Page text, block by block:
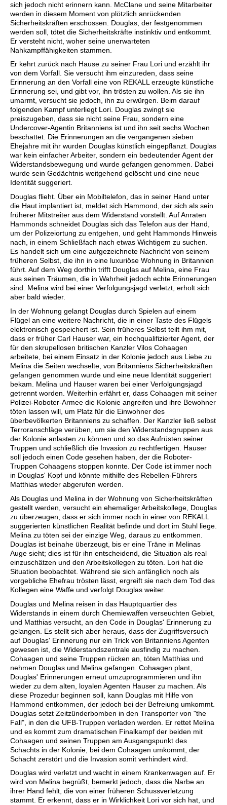
sich jedoch nicht erinnern kann. McClane und seine Mitarbeiter
werden in diesem Moment von plötzlich anrückenden
Sicherheitskräften erschossen. Douglas, der festgenommen
werden soll, tötet die Sicherheitskräfte instinktiv und entkommt.
Er versteht nicht, woher seine unerwarteten
Nahkampffähigkeiten stammen.
Er kehrt zurück nach Hause zu seiner Frau Lori und erzählt ihr
von dem Vorfall. Sie versucht ihm einzureden, dass seine
Erinnerung an den Vorfall eine von REKALL erzeugte künstliche
Erinnerung sei, und gibt vor, ihn trösten zu wollen. Als sie ihn
umarmt, versucht sie jedoch, ihn zu erwürgen. Beim darauf
folgenden Kampf unterliegt Lori. Douglas zwingt sie
preiszugeben, dass sie nicht seine Frau, sondern eine
Undercover-Agentin Britanniens ist und ihn seit sechs Wochen
beschattet. Die Erinnerungen an die vergangenen sieben
Ehejahre mit ihr wurden Douglas künstlich eingepflanzt. Douglas
war kein einfacher Arbeiter, sondern ein bedeutender Agent der
Widerstandsbewegung und wurde gefangen genommen. Dabei
wurde sein Gedächtnis weitgehend gelöscht und eine neue
Identität suggeriert.
Douglas flieht. Über ein Mobiltelefon, das in seiner Hand unter
die Haut implantiert ist, meldet sich Hammond, der sich als sein
früherer Mitstreiter aus dem Widerstand vorstellt. Auf Anraten
Hammonds schneidet Douglas sich das Telefon aus der Hand,
um der Polizeiortung zu entgehen, und geht Hammonds Hinweis
nach, in einem Schließfach nach etwas Wichtigem zu suchen.
Es handelt sich um eine aufgezeichnete Nachricht von seinem
früheren Selbst, die ihn in eine luxuriöse Wohnung in Britannien
führt. Auf dem Weg dorthin trifft Douglas auf Melina, eine Frau
aus seinen Träumen, die in Wahrheit jedoch echte Erinnerungen
sind. Melina wird bei einer Verfolgungsjagd verletzt, erholt sich
aber bald wieder.
In der Wohnung gelangt Douglas durch Spielen auf einem
Flügel an eine weitere Nachricht, die in einer Taste des Flügels
elektronisch gespeichert ist. Sein früheres Selbst teilt ihm mit,
dass er früher Carl Hauser war, ein hochqualifizierter Agent, der
für den skrupellosen britischen Kanzler Vilos Cohaagen
arbeitete, bei einem Einsatz in der Kolonie jedoch aus Liebe zu
Melina die Seiten wechselte, von Britanniens Sicherheitskräften
gefangen genommen wurde und eine neue Identität suggeriert
bekam. Melina und Hauser waren bei einer Verfolgungsjagd
getrennt worden. Weiterhin erfährt er, dass Cohaagen mit seiner
Polizei-Roboter-Armee die Kolonie angreifen und ihre Bewohner
töten lassen will, um Platz für die Einwohner des
überbevölkerten Britanniens zu schaffen. Der Kanzler ließ selbst
Terroranschläge verüben, um sie den Widerstandsgruppen aus
der Kolonie anlasten zu können und so das Aufrüsten seiner
Truppen und schließlich die Invasion zu rechtfertigen. Hauser
soll jedoch einen Code gesehen haben, der die Roboter-
Truppen Cohaagens stoppen konnte. Der Code ist immer noch
in Douglas' Kopf und könnte mithilfe des Rebellen-Führers
Matthias wieder abgerufen werden.
Als Douglas und Melina in der Wohnung von Sicherheitskräften
gestellt werden, versucht ein ehemaliger Arbeitskollege, Douglas
zu überzeugen, dass er sich immer noch in einer von REKALL
suggerierten künstlichen Realität befinde und dort im Stuhl liege.
Melina zu töten sei der einzige Weg, daraus zu entkommen.
Douglas ist beinahe überzeugt, bis er eine Träne in Melinas
Auge sieht; dies ist für ihn entscheidend, die Situation als real
einzuschätzen und den Arbeitskollegen zu töten. Lori hat die
Situation beobachtet. Während sie sich anfänglich noch als
vorgebliche Ehefrau trösten lässt, ergreift sie nach dem Tod des
Kollegen eine Waffe und verfolgt Douglas weiter.
Douglas und Melina reisen in das Hauptquartier des
Widerstands in einem durch Chemiewaffen verseuchten Gebiet,
und Matthias versucht, an den Code in Douglas' Erinnerung zu
gelangen. Es stellt sich aber heraus, dass der Zugriffsversuch
auf Douglas' Erinnerung nur ein Trick von Britanniens Agenten
gewesen ist, die Widerstandszentrale ausfindig zu machen.
Cohaagen und seine Truppen rücken an, töten Matthias und
nehmen Douglas und Melina gefangen. Cohaagen plant,
Douglas' Erinnerungen erneut umzuprogrammieren und ihn
wieder zu dem alten, loyalen Agenten Hauser zu machen. Als
diese Prozedur beginnen soll, kann Douglas mit Hilfe von
Hammond entkommen, der jedoch bei der Befreiung umkommt.
Douglas setzt Zeitzünderbomben in den Transporter von "the
Fall", in den die UFB-Truppen verladen werden. Er rettet Melina
und es kommt zum dramatischen Finalkampf der beiden mit
Cohaagen und seinen Truppen am Ausgangspunkt des
Schachts in der Kolonie, bei dem Cohaagen umkommt, der
Schacht zerstört und die Invasion somit verhindert wird.
Douglas wird verletzt und wacht in einem Krankenwagen auf. Er
wird von Melina begrüßt, bemerkt jedoch, dass die Narbe an
ihrer Hand fehlt, die von einer früheren Schussverletzung
stammt. Er erkennt, dass er in Wirklichkeit Lori vor sich hat, und